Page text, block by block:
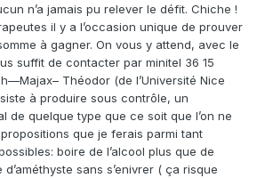
n’a jamais pu relever le défit. Chiche !
il y a l’occasion unique de prouver
à gagner. On vous y attend, avec le
suffit de contacter par minitel 36 15
Théodor (de l’Université Nice
à produire sous contrôle, un
de quelque type que ce soit que l’on ne
que je ferais parmi tant
boire de l’alcool plus que de
sans s’enivrer ( ça risque